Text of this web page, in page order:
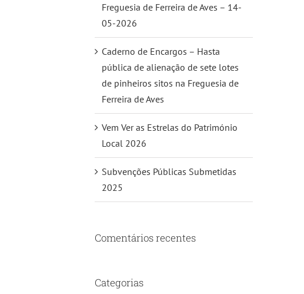
Freguesia de Ferreira de Aves – 14-
05-2026
Caderno de Encargos – Hasta
pública de alienação de sete lotes
de pinheiros sitos na Freguesia de
Ferreira de Aves
Vem Ver as Estrelas do Património
Local 2026
Subvenções Públicas Submetidas
2025
Comentários recentes
Categorias